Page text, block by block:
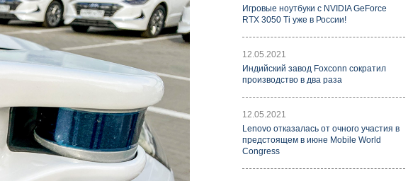
Игровые ноутбуки с NVIDIA GeForce
RTX 3050 Ti уже в России!
12.05.2021
Индийский завод Foxconn сократил
производство в два раза
12.05.2021
Lenovo отказалась от очного участия в
предстоящем в июне Mobile World
Congress